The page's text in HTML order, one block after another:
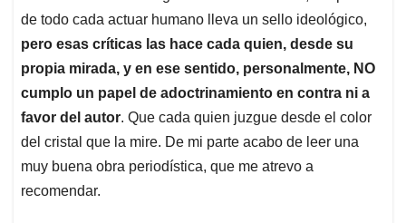
de todo cada actuar humano lleva un sello ideológico,
pero esas críticas las hace cada quien, desde su
propia mirada, y en ese sentido, personalmente, NO
cumplo un papel de adoctrinamiento en contra ni a
favor del autor. Que cada quien juzgue desde el color
del cristal que la mire. De mi parte acabo de leer una
muy buena obra periodística, que me atrevo a
recomendar.